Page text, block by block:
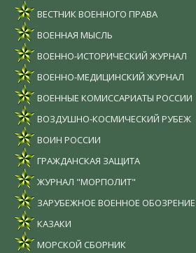
ВЕСТНИК ВОЕННОГО ПРАВА
ВОЕННАЯ МЫСЛЬ
ВОЕННО-ИСТОРИЧЕСКИЙ ЖУРНАЛ
ВОЕННО-МЕДИЦИНСКИЙ ЖУРНАЛ
ВОЕННЫЕ КОМИССАРИАТЫ РОССИИ
ВОЗДУШНО-КОСМИЧЕСКИЙ РУБЕЖ
ВОИН РОССИИ
ГРАЖДАНСКАЯ ЗАЩИТА
ЖУРНАЛ "МОРПОЛИТ"
ЗАРУБЕЖНОЕ ВОЕННОЕ ОБОЗРЕНИЕ
КАЗАКИ
МОРСКОЙ СБОРНИК